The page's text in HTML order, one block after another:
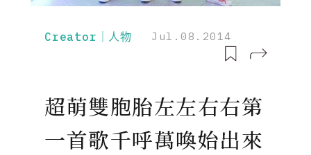
Creator｜人物 Jul.08.2014
超萌雙胞胎左左右右第
一首歌千呼萬喚始出來